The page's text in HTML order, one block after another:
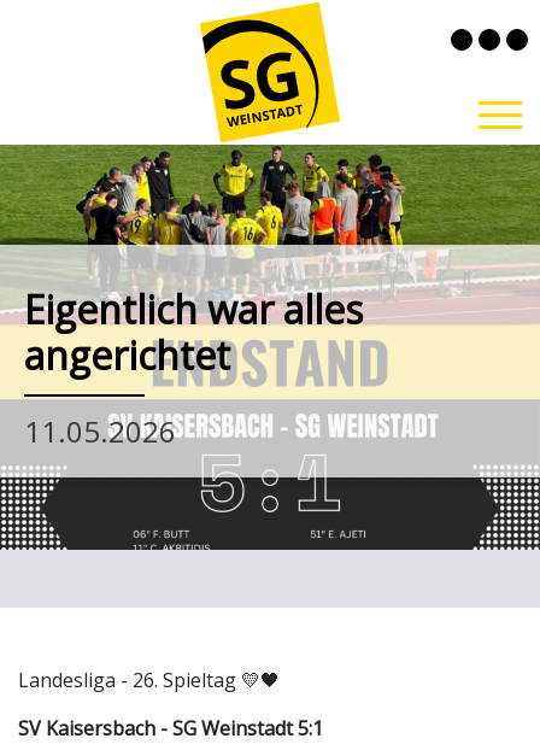
Eigentlich war alles
angerichtet
11.05.2026
Landesliga - 26. Spieltag 💛🖤
SV Kaisersbach - SG Weinstadt 5:1